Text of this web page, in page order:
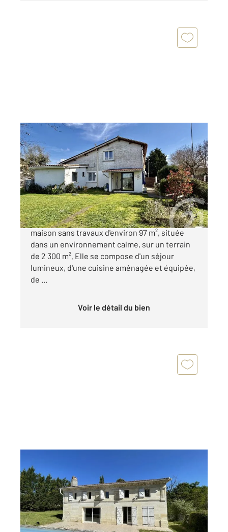
97,20 m , 4 pièces
Ref : 15251
Maison à vendre
155 000 €
À vendre Maison avec grand terrain Charmante
maison sans travaux d'environ 97 m², située
dans un environnement calme, sur un terrain
de 2 300 m². Elle se compose d'un séjour
lumineux, d'une cuisine aménagée et équipée,
de ...
Voir le détail du bien
LAGORCE 33
138 m
, 7 pièces
Ref : 10492
Maison à vendre
259 700 €